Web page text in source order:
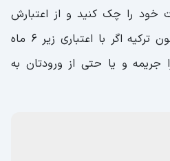
خود را چک کنید و از اعتبارش
مطمئن شوید. کشوری همچون ترکیه اگر با اعتباری زیر 6 ماه
جریمه و یا حتی از ورودتان به